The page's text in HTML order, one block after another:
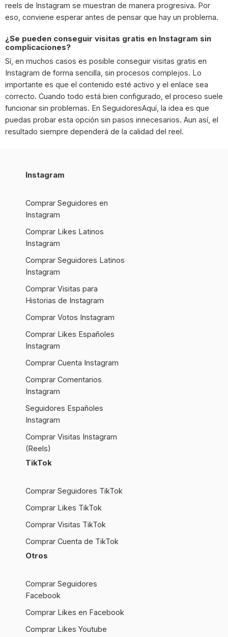
reels de Instagram se muestran de manera progresiva. Por
eso, conviene esperar antes de pensar que hay un problema.
¿Se pueden conseguir visitas gratis en Instagram sin
complicaciones?
Sí, en muchos casos es posible conseguir visitas gratis en
Instagram de forma sencilla, sin procesos complejos. Lo
importante es que el contenido esté activo y el enlace sea
correcto. Cuando todo está bien configurado, el proceso suele
funcionar sin problemas. En SeguidoresAquí, la idea es que
puedas probar esta opción sin pasos innecesarios. Aun así, el
resultado siempre dependerá de la calidad del reel.
Instagram
Comprar Seguidores en
Instagram
Comprar Likes Latinos
Instagram
Comprar Seguidores Latinos
Instagram
Comprar Visitas para
Historias de Instagram
Comprar Votos Instagram
Comprar Likes Españoles
Instagram
Comprar Cuenta Instagram
Comprar Comentarios
Instagram
Seguidores Españoles
Instagram
Comprar Visitas Instagram
(Reels)
TikTok
Comprar Seguidores TikTok
Comprar Likes TikTok
Comprar Visitas TikTok
Comprar Cuenta de TikTok
Otros
Comprar Seguidores
Facebook
Comprar Likes en Facebook
Comprar Likes Youtube